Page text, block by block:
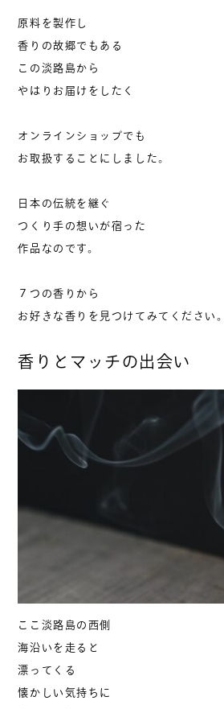
原料を製作し
香りの故郷でもある
この淡路島から
やはりお届けをしたく
オンラインショップでも
お取扱することにしました。
日本の伝統を継ぐ
つくり手の想いが宿った
作品なのです。
７つの香りから
お好きな香りを見つけてみてください。
香りとマッチの出会い
ここ淡路島の西側
海沿いを走ると
漂ってくる
懐かしい気持ちに